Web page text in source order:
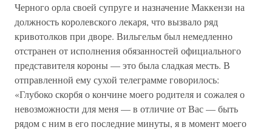
Черного орла своей супруге и назначение Маккензи на
должность королевского лекаря, что вызвало ряд
кривотолков при дворе. Вильгельм был немедленно
отстранен от исполнения обязанностей официального
представителя короны — это была сладкая месть. В
отправленной ему сухой телеграмме говорилось:
«Глубоко скорбя о кончине моего родителя и сожалея о
невозможности для меня — в отличие от Вас — быть
рядом с ним в его последние минуты, я в момент моего